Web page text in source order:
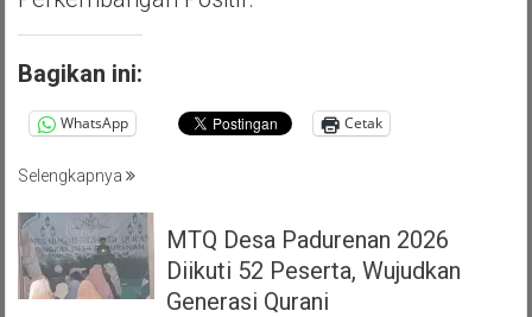
Bagikan ini:
WhatsApp Cetak
Selengkapnya
MTQ Desa Padurenan 2026
Diikuti 52 Peserta, Wujudkan
Generasi Qurani